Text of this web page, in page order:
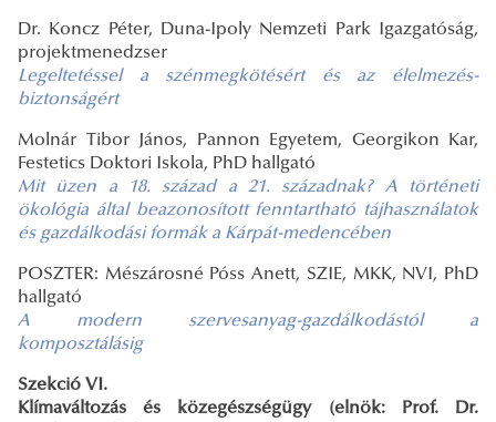
Dr. Koncz Péter, Duna-Ipoly Nemzeti Park Igazgatóság,
projektmenedzser
Legeltetéssel a szénmegkötésért és az élelmezés-
biztonságért
Molnár Tibor János, Pannon Egyetem, Georgikon Kar,
Festetics Doktori Iskola, PhD hallgató
Mit üzen a 18. század a 21. századnak? A történeti
ökológia által beazonosított fenntartható tájhasználatok
és gazdálkodási formák a Kárpát-medencében
POSZTER: Mészárosné Póss Anett, SZIE, MKK, NVI, PhD
hallgató
A modern szervesanyag-gazdálkodástól a
komposztálásig
Szekció VI.
Klímaváltozás és közegészségügy (elnök: Prof. Dr.